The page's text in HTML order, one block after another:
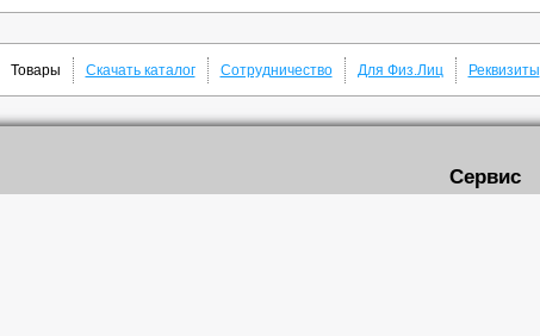
Товары Скачать каталог Сотрудничество Для Физ.Лиц Реквизиты
Сервис